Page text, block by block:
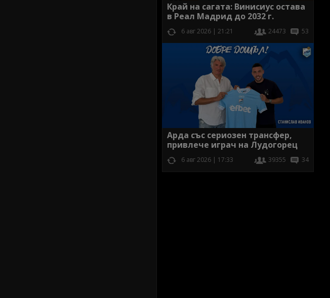
Край на сагата: Винисиус остава
в Реал Мадрид до 2032 г.
6 авг 2026 | 21:21 24473 53
Арда със сериозен трансфер,
привлече играч на Лудогорец
6 авг 2026 | 17:33 39355 34